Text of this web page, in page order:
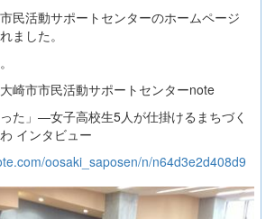
民活動サポートセンターのホームページ
ました。
市市民活動サポートセンターnote
った」―女子高校生5人が仕掛けるまちづく
インタビュー
oosaki_saposen/n/n64d3e2d408d9